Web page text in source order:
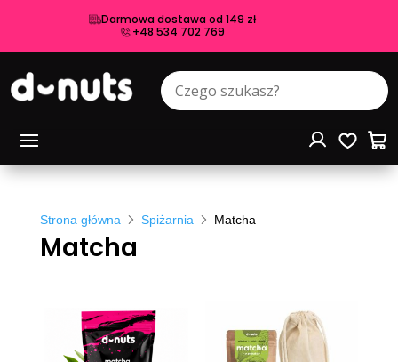
Darmowa dostawa od 149 zł
+48 534 702 769
Strona główna Spiżarnia Matcha
Matcha